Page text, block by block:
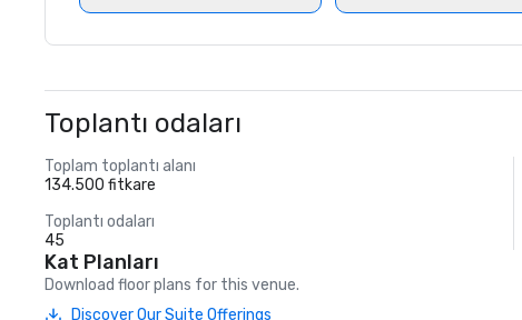
Toplantı odaları
Toplam toplantı alanı
134.500 fitkare
Toplantı odaları
45
Kat Planları
Download floor plans for this venue.
Discover Our Suite Offerings